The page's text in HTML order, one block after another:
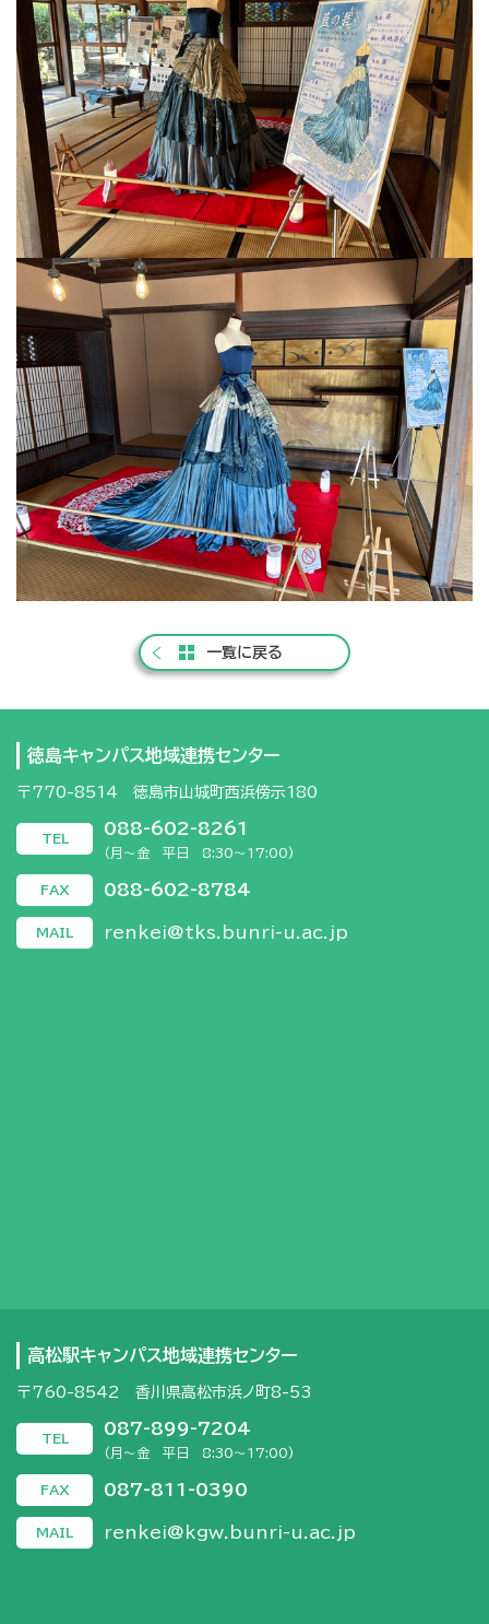
一覧に戻る
徳島キャンパス地域連携センター
〒770-8514 徳島市山城町西浜傍示180
TEL
088-602-8261
(月～金 平日 8:30～17:00)
FAX 088-602-8784
MAIL renkei@tks.bunri-u.ac.jp
高松駅キャンパス地域連携センター
〒760-8542 香川県高松市浜ノ町8-53
TEL
087-899-7204
(月～金 平日 8:30～17:00)
FAX 087-811-0390
MAIL renkei@kgw.bunri-u.ac.jp